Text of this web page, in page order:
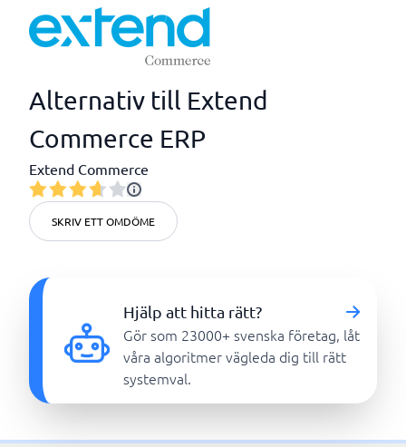
Alternativ till Extend
Commerce ERP
Extend Commerce
SKRIV ETT OMDÖME
Hjälp att hitta rätt?
Gör som 23000+ svenska företag, låt
våra algoritmer vägleda dig till rätt
systemval.